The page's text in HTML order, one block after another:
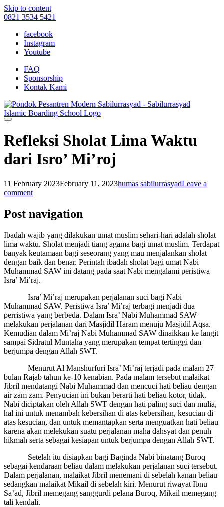
Skip to content
0821 3534 5421
facebook
Instagram
Youtube
FAQ
Sponsorship
Kontak Kami
Refleksi Sholat Lima Waktu
dari Isro’ Mi’roj
11 February 2023February 11, 2023humas sabilurrasyadLeave a
comment
Post navigation
Ibadah wajib yang dilakukan umat muslim sehari-hari adalah sholat
lima waktu. Sholat menjadi tiang agama bagi umat muslim. Terdapat
banyak keutamaan bagi seseorang yang mau menjalankan sholat
dengan baik dan benar. Perintah ibadah sholat bagi umat Nabi
Muhammad SAW ini datang pada saat Nabi mengalami peristiwa
Isra’ Mi’raj.
Isra’ Mi’raj merupakan perjalanan suci bagi Nabi
Muhammad SAW. Peristiwa Isra’ Mi’raj terbagi menjadi dua
perristiwa yang berbeda. Dalam Isra’ Nabi Muhammad SAW
melakukan perjalanan dari Masjidil Haram menuju Masjidil Aqsa.
Kemudian dalam Mi’raj Nabi Muhammad SAW dinaikkan ke langit
sampai Sidratul Muntaha yang merupakan tempat tertinggi dan
berjumpa dengan Allah SWT.
Menurut Al Manshurfuri Isra’ Mi’raj terjadi pada malam 27
bulan Rajab tahun ke-10 kenabian. Pada malam tersebut malaikat
Jibril mendatangi Nabi Muhammad dan mencuci hati beliau dengan
air zam zam. Penyucian ini bukan berarti hati beliau kotor, tidak.
Nabi diciptakan oleh Allah SWT dengan hati paling suci dan mulia,
hal ini untuk menambah kebersihan di atas kebersihan, kesucian di
atas kesucian, dan untuk memantapkan serta menguatkan hati beliau
karena akan melekukan suatu perjalanan maha dahsyat dan penuh
hikmah serta sebagai kesiapan untuk berjumpa dengan Allah SWT.
Setelah itu disiapkan bagi Baginda Nabi binatang Buroq
sebagai kendaraan beliau dalam melakukan perjalanan suci tersebut.
Dalam perjalanan, malaikat Jibril menemani di sebelah kanan beliau
sedangkan malaikat Mikail di sebelah kiri. Menurut riwayat Ibnu
Sa’ad, Jibril memegang sanggurdi pelana Buroq, Mikail memegang
tali kendali.